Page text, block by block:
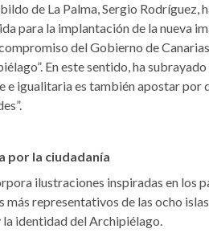
de La Palma, Sergio Rodríguez,
para la implantación de la nueva
del Gobierno de
En este sentido, ha
e igualitaria es también apostar por
por la ciudadanía
ilustraciones inspiradas en los
más representativos de las ocho
la identidad del Archipiélago.